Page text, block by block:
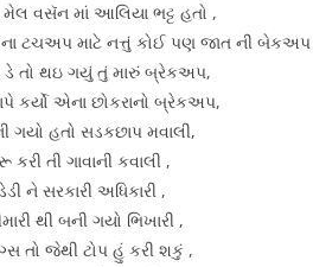
વસૅન માં આલિયા ભટ્ટ હતો ,
ટચઅપ માટે નત્તું કોઈ પણ જાત ની બેકઅપ
તો થઇ ગયું તું મારું બ્રેકઅપ,
કર્યો એના છોકરાનો બ્રેકઅપ,
ગયો હતો સડકછાપ મવાલી,
કરી તી ગાવાની કવાલી ,
ને સરકારી અધિકારી ,
થી બની ગયો ભિખારી ,
તો જેથી ટોપ હું કરી શકું ,